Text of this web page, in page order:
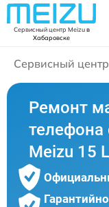
Сервисный центр Meizuв
Хабаровске
Сервисный
Ремонт
Meizu 15